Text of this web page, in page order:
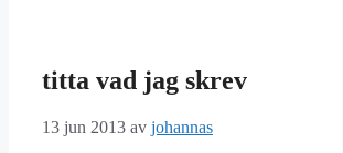
titta vad jag skrev
13 jun 2013 av johannas